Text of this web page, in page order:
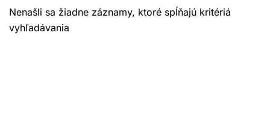
Nenašli sa žiadne záznamy, ktoré spĺňajú kritériá
vyhľadávania